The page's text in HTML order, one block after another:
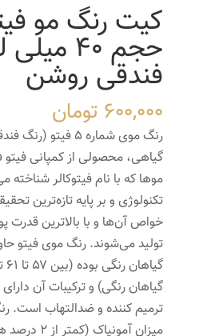
حجم 40
فندقی روشن
600,000 تومان
رنگ موی شماره 5
گیاهی، محصولی از کمپانی
موها که با نام فیتوکالر شناخته
تکنولوژی و بر پایه تازه‌ترین
خواص‌ آن‌ها و با بالاترین قدرت
تولید می‌شوند. رنگ موی فیتو
گیاهان رنگی) و ترکیبات آن
ترمیم کننده و ضدالتهاب است.
میزان